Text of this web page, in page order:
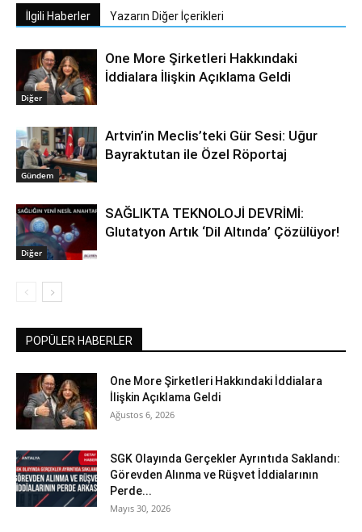
İlgili Haberler Yazarın Diğer İçerikleri
Diğer
One More Şirketleri Hakkındaki
İddialara İlişkin Açıklama Geldi
Gündem
Artvin’in Meclis’teki Gür Sesi: Uğur
Bayraktutan ile Özel Röportaj
Diğer
SAĞLIKTA TEKNOLOJİ DEVRİMİ:
Glutatyon Artık ‘Dil Altında’ Çözülüyor!
POPÜLER HABERLER
One More Şirketleri Hakkındaki İddialara
İlişkin Açıklama Geldi
Ağustos 6, 2026
SGK Olayında Gerçekler Ayrıntıda Saklandı:
Görevden Alınma ve Rüşvet İddialarının
Perde...
Mayıs 30, 2026